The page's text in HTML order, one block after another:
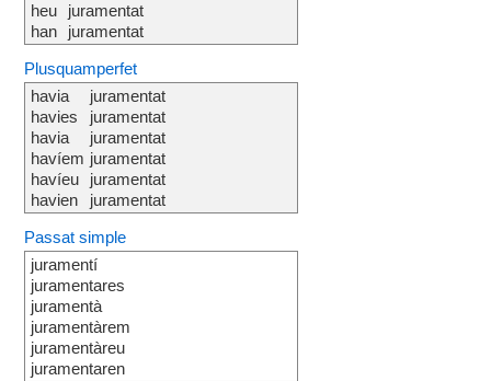
heu
han
juramentat
juramentat
Plusquamperfet
havia
havies
havia
havíem
havíeu
havien
juramentat
juramentat
juramentat
juramentat
juramentat
juramentat
Passat simple
juramentí
juramentares
juramentà
juramentàrem
juramentàreu
juramentaren